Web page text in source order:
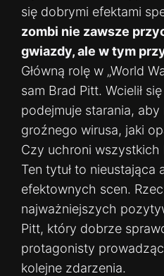
się dobrymi efektami
zombi nie zawsze
gwiazdy, ale w tym
Główną rolę w „World
sam Brad Pitt. Wcielił
podejmuje starania,
groźnego wirusa, jaki
Czy uchroni wszystkich
Ten tytuł to nieustająca
efektownych scen.
najważniejszych
Pitt, który dobrze
protagonisty
kolejne zdarzenia.